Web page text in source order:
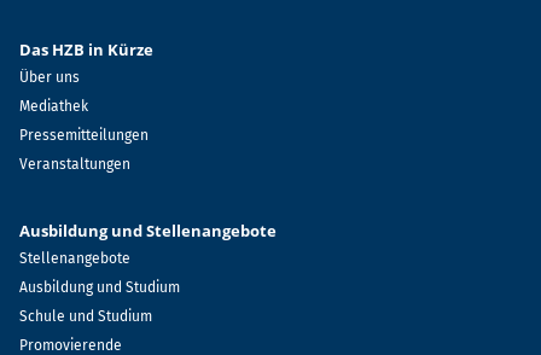
Das HZB in Kürze
Über uns
Mediathek
Pressemitteilungen
Veranstaltungen
Ausbildung und Stellenangebote
Stellenangebote
Ausbildung und Studium
Schule und Studium
Promovierende